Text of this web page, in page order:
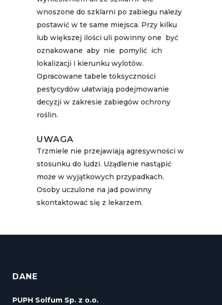
wnoszone do szklarni po zabiegu należy
postawić w te same miejsca. Przy kilku
lub większej ilości uli powinny one być
oznakowane aby nie pomylić ich
lokalizacji i kierunku wylotów.
Opracowane tabele toksyczności
pestycydów ułatwiają podejmowanie
decyzji w zakresie zabiegów ochrony
roślin.
UWAGA
Trzmiele nie przejawiają agresywności w
stosunku do ludzi. Użądlenie nastąpić
może w wyjątkowych przypadkach.
Osoby uczulone na jad powinny
skontaktować się z lekarzem.
DANE
PUPH Solfum Sp. z o.o.